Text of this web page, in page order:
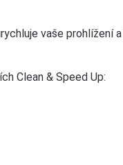
vaše prohlížení
Clean & Speed Up: